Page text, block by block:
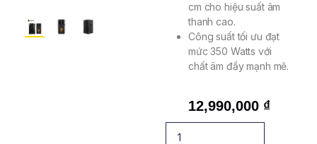
cm cho hiệu suất âm
thanh cao.
Công suất tối ưu đạt
mức 350 Watts với
chất âm đầy mạnh mẽ.
12,990,000 ₫